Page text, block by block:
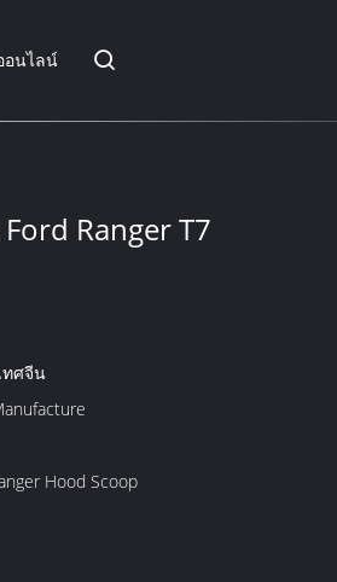
อนไลน์
Ranger T7
ทศจีน
Hood Scoop